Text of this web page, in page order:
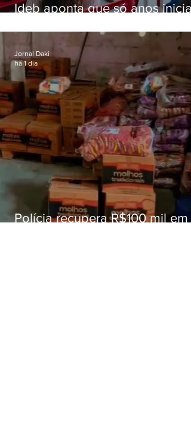
Ideb aponta que só anos
educação
Polícia recupera R$100 mil em
Jornal Daki
há 1 dia